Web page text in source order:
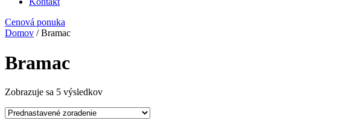
Cenová ponuka
Domov / Bramac
Bramac
Zobrazuje sa 5 výsledkov